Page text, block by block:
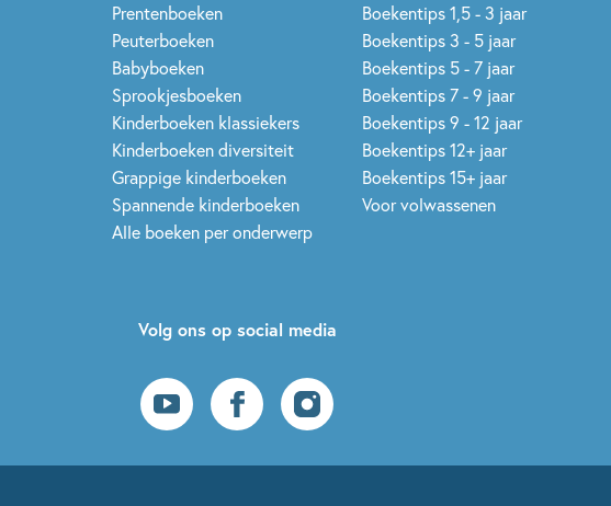
Prentenboeken
Peuterboeken
Babyboeken
Sprookjesboeken
Kinderboeken klassiekers
Kinderboeken diversiteit
Grappige kinderboeken
Spannende kinderboeken
Alle boeken per onderwerp
Boekentips 1,5 - 3 jaar
Boekentips 3 - 5 jaar
Boekentips 5 - 7 jaar
Boekentips 7 - 9 jaar
Boekentips 9 - 12 jaar
Boekentips 12+ jaar
Boekentips 15+ jaar
Voor volwassenen
Volg ons op social media